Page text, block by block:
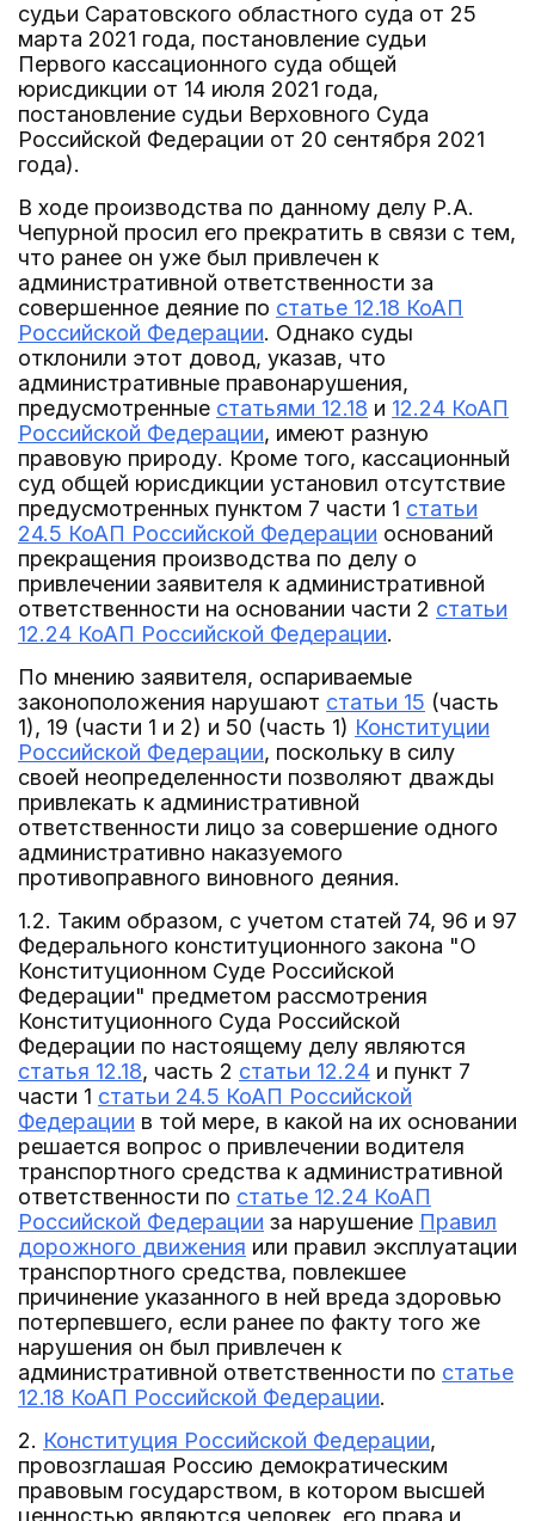
судьи Саратовского областного суда от 25
марта 2021 года, постановление судьи
Первого кассационного суда общей
юрисдикции от 14 июля 2021 года,
постановление судьи Верховного Суда
Российской Федерации от 20 сентября 2021
года).
В ходе производства по данному делу Р.А.
Чепурной просил его прекратить в связи с тем,
что ранее он уже был привлечен к
административной ответственности за
совершенное деяние по статье 12.18 КоАП
Российской Федерации. Однако суды
отклонили этот довод, указав, что
административные правонарушения,
предусмотренные статьями 12.18 и 12.24 КоАП
Российской Федерации, имеют разную
правовую природу. Кроме того, кассационный
суд общей юрисдикции установил отсутствие
предусмотренных пунктом 7 части 1 статьи
24.5 КоАП Российской Федерации оснований
прекращения производства по делу о
привлечении заявителя к административной
ответственности на основании части 2 статьи
12.24 КоАП Российской Федерации.
По мнению заявителя, оспариваемые
законоположения нарушают статьи 15 (часть
1), 19 (части 1 и 2) и 50 (часть 1) Конституции
Российской Федерации, поскольку в силу
своей неопределенности позволяют дважды
привлекать к административной
ответственности лицо за совершение одного
административно наказуемого
противоправного виновного деяния.
1.2. Таким образом, с учетом статей 74, 96 и 97
Федерального конституционного закона "О
Конституционном Суде Российской
Федерации" предметом рассмотрения
Конституционного Суда Российской
Федерации по настоящему делу являются
статья 12.18, часть 2 статьи 12.24 и пункт 7
части 1 статьи 24.5 КоАП Российской
Федерации в той мере, в какой на их основании
решается вопрос о привлечении водителя
транспортного средства к административной
ответственности по статье 12.24 КоАП
Российской Федерации за нарушение Правил
дорожного движения или правил эксплуатации
транспортного средства, повлекшее
причинение указанного в ней вреда здоровью
потерпевшего, если ранее по факту того же
нарушения он был привлечен к
административной ответственности по статье
12.18 КоАП Российской Федерации.
2. Конституция Российской Федерации,
провозглашая Россию демократическим
правовым государством, в котором высшей
ценностью являются человек, его права и